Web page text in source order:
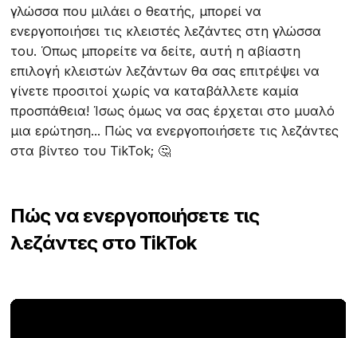
γλώσσα που μιλάει ο θεατής, μπορεί να
ενεργοποιήσει τις κλειστές λεζάντες στη γλώσσα
του. Όπως μπορείτε να δείτε, αυτή η αβίαστη
επιλογή κλειστών λεζάντων θα σας επιτρέψει να
γίνετε προσιτοί χωρίς να καταβάλλετε καμία
προσπάθεια! Ίσως όμως να σας έρχεται στο μυαλό
μια ερώτηση... Πώς να ενεργοποιήσετε τις λεζάντες
στα βίντεο του TikTok; 🤔
Πώς να ενεργοποιήσετε τις
λεζάντες στο TikTok